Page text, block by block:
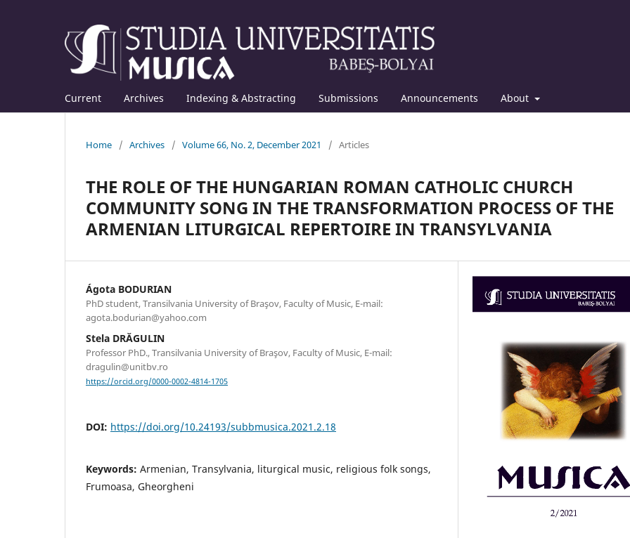
Current Archives Indexing & Abstracting Submissions Announcements About
Home / Archives / Volume 66, No. 2, December 2021 / Articles
THE ROLE OF THE HUNGARIAN ROMAN CATHOLIC CHURCH
COMMUNITY SONG IN THE TRANSFORMATION PROCESS OF THE
ARMENIAN LITURGICAL REPERTOIRE IN TRANSYLVANIA
Ágota BODURIAN
PhD student, Transilvania University of Braşov, Faculty of Music, E-mail:
agota.bodurian@yahoo.com
Stela DRĂGULIN
Professor PhD., Transilvania University of Braşov, Faculty of Music, E-mail:
dragulin@unitbv.ro
https://orcid.org/0000-0002-4814-1705
DOI: https://doi.org/10.24193/subbmusica.2021.2.18
Keywords: Armenian, Transylvania, liturgical music, religious folk songs,
Frumoasa, Gheorgheni